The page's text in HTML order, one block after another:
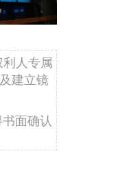
人专属
建立镜
书面确认